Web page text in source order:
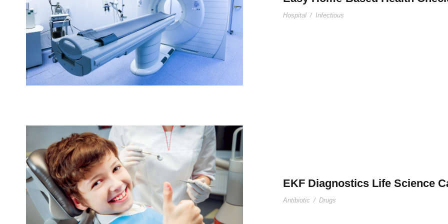
Hospital / Infectious
EKF Diagnostics Life Science
Antibiotic / Drugs